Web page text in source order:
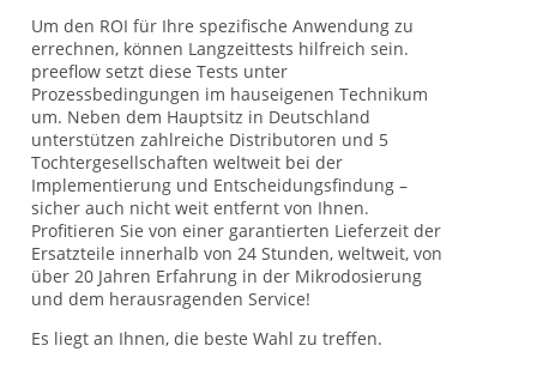
Um den ROI für Ihre spezifische Anwendung zu
errechnen, können Langzeittests hilfreich sein.
preeflow setzt diese Tests unter
Prozessbedingungen im hauseigenen Technikum
um. Neben dem Hauptsitz in Deutschland
unterstützen zahlreiche Distributoren und 5
Tochtergesellschaften weltweit bei der
Implementierung und Entscheidungsfindung –
sicher auch nicht weit entfernt von Ihnen.
Profitieren Sie von einer garantierten Lieferzeit der
Ersatzteile innerhalb von 24 Stunden, weltweit, von
über 20 Jahren Erfahrung in der Mikrodosierung
und dem herausragenden Service!
Es liegt an Ihnen, die beste Wahl zu treffen.